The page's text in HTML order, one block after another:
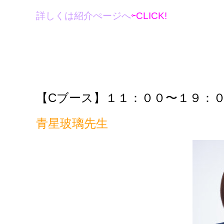
詳しくは紹介ぺージへ⇦CLICK!
【Cブース】１１：００〜１９：
青星玻璃先生